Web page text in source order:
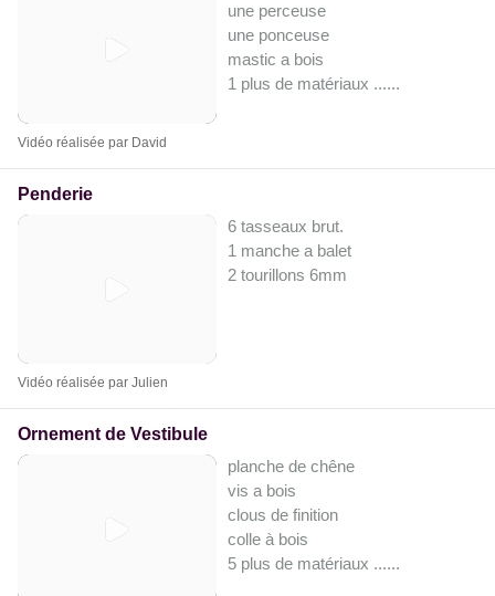
une perceuse
une ponceuse
mastic a bois
1 plus de matériaux ......
Vidéo réalisée par David
Penderie
6 tasseaux brut.
1 manche a balet
2 tourillons 6mm
Vidéo réalisée par Julien
Ornement de Vestibule
planche de chêne
vis a bois
clous de finition
colle à bois
5 plus de matériaux ......